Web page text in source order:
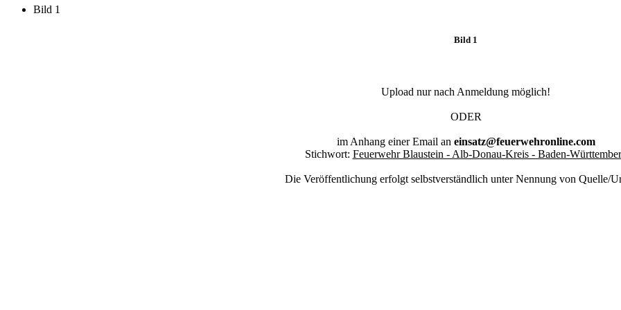
Bild 1
Bild 1
Upload nur nach Anmeldung möglich!
ODER
im Anhang einer Email an einsatz@feuerwehronline.com
Stichwort: Feuerwehr Blaustein - Alb-Donau-Kreis - Baden-
Die Veröffentlichung erfolgt selbstverständlich unter Nennung von Quelle/